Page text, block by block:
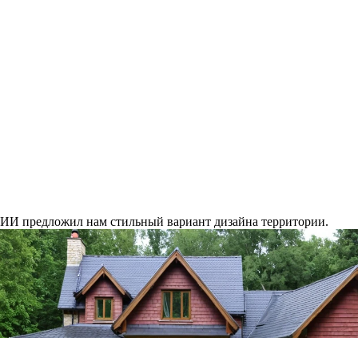
ИИ предложил нам стильный вариант дизайна территории.